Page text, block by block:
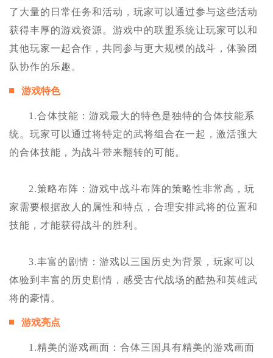
了大量的日常任务和活动，玩家可以通过参与这些活动
获得丰厚的游戏资源。游戏中的联盟系统让玩家可以和
其他玩家一起合作，共同参与更大规模的战斗，体验团
队协作的乐趣。
游戏特色
1.合体技能：游戏最大的特色是独特的合体技能系
统。玩家可以通过将特定的武将组合在一起，激活强大
的合体技能，为战斗带来翻转的可能。
2.策略布阵：游戏中战斗布阵的策略性非常高，玩
家需要根据敌人的属性和特点，合理安排武将的位置和
技能，才能获得战斗的胜利。
3.丰富的剧情：游戏以三国历史为背景，玩家可以
体验到丰富的历史剧情，感受古代战场的酷热和英雄武
将的豪情。
游戏亮点
1.精美的游戏画面：合体三国具有精美的游戏画面